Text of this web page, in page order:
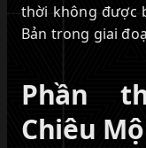
thời không được
Bản trong giai
Phần
Chiêu